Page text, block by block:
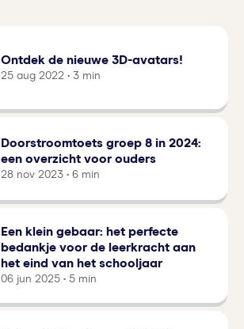
Ontdek de nieuwe 3D-avatars!
25 aug 2022 • 3 min
Doorstroomtoets groep 8 in 2024:
een overzicht voor ouders
28 nov 2023 • 6 min
Een klein gebaar: het perfecte
bedankje voor de leerkracht aan
het eind van het schooljaar
06 jun 2025 • 5 min